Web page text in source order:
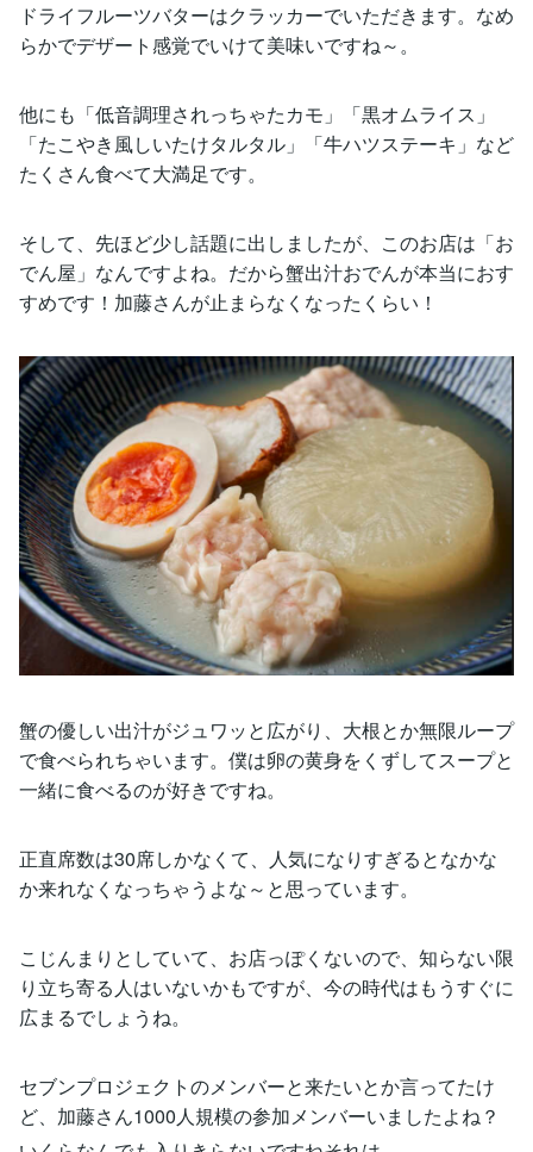
ドライフルーツバターはクラッカーでいただきます。なめ
らかでデザート感覚でいけて美味いですね～。
他にも「低音調理されっちゃたカモ」「黒オムライス」
「たこやき風しいたけタルタル」「牛ハツステーキ」など
たくさん食べて大満足です。
そして、先ほど少し話題に出しましたが、このお店は「お
でん屋」なんですよね。だから蟹出汁おでんが本当におす
すめです！加藤さんが止まらなくなったくらい！
蟹の優しい出汁がジュワッと広がり、大根とか無限ループ
で食べられちゃいます。僕は卵の黄身をくずしてスープと
一緒に食べるのが好きですね。
正直席数は30席しかなくて、人気になりすぎるとなかな
か来れなくなっちゃうよな～と思っています。
こじんまりとしていて、お店っぽくないので、知らない限
り立ち寄る人はいないかもですが、今の時代はもうすぐに
広まるでしょうね。
セブンプロジェクトのメンバーと来たいとか言ってたけ
ど、加藤さん1000人規模の参加メンバーいましたよね？